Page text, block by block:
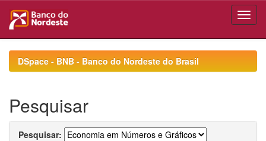
navigationDSpace - BNB - Banco do Nordeste do Brasil
Pesquisar
Pesquisar: